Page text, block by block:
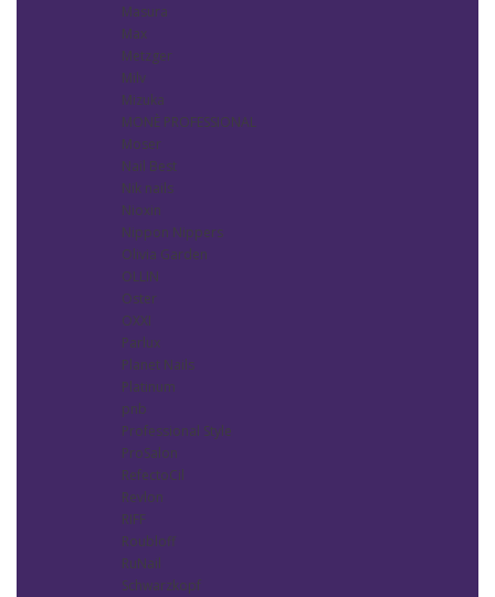
Masura
Max
Metzger
Milv
Mizuka
MONÈ PROFESSIONAL
Moser
Nail Best
Nik nails
Nioxin
Nippon Nippers
Olivia Garden
OLLIN
Oster
OXXI
Parlux
Planet Nails
Platinum
pnb
Professional Style
ProSalon
RefectoCil
Revlon
RIFF
Roubloff
RuNail
Schwarzkopf